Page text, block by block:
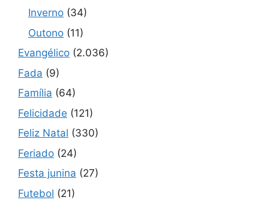
Inverno (34)
Outono (11)
Evangélico (2.036)
Fada (9)
Família (64)
Felicidade (121)
Feliz Natal (330)
Feriado (24)
Festa junina (27)
Futebol (21)